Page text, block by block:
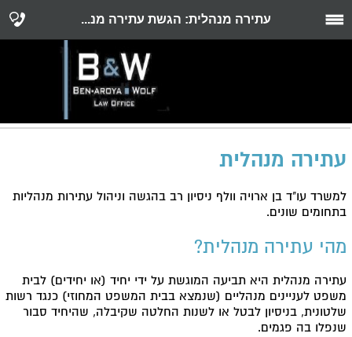
עתירה מנהלית: הגשת עתירה מנ...
עתירה מנהלית
למשרד עו"ד בן ארויה וולף ניסיון רב בהגשה וניהול עתירות מנהליות
בתחומים שונים.
מהי עתירה מנהלית?
עתירה מנהלית היא תביעה המוגשת על ידי יחיד (או יחידים) לבית
משפט לעניינים מנהליים (שנמצא בבית המשפט המחוזי) כנגד רשות
שלטונית, בניסיון לבטל או לשנות החלטה שקיבלה, שהיחיד סבור
שנפלו בה פגמים.